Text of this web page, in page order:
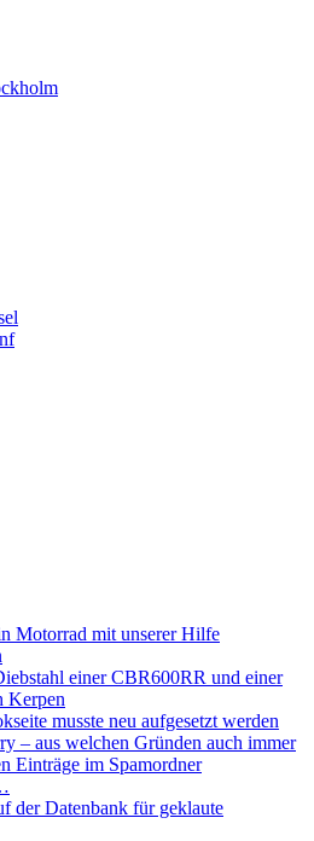
Motorrad mit unserer Hilfe
einer CBR600RR und einer
Kerpen
musste neu aufgesetzt werden
– aus welchen Gründen auch immer
Einträge im Spamordner
der Datenbank für geklaute